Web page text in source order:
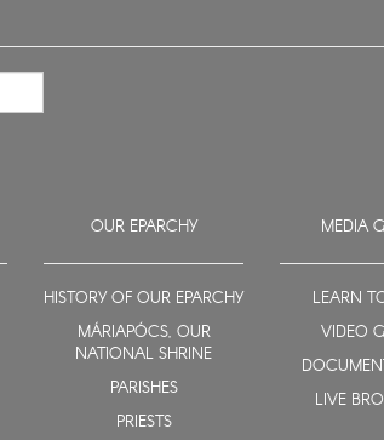
OUR EPARCHY
HISTORY OF OUR EPARCHY
MÁRIAPÓCS, OUR
NATIONAL SHRINE
PARISHES
PRIESTS
MEDIA
LEARN
VIDEO
LIVE